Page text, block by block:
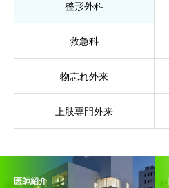
整形外科
救急科
物忘れ外来
上肢専門外来
医師紹介